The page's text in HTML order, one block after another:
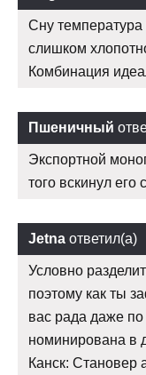
Сну температура
слишком
Комбинация
Пшеничный
Экспортной
того вскинул его
Jetna ответил(а)
Условно
поэтому как ты
вас рада даже
номинирована в
Канск: Становер